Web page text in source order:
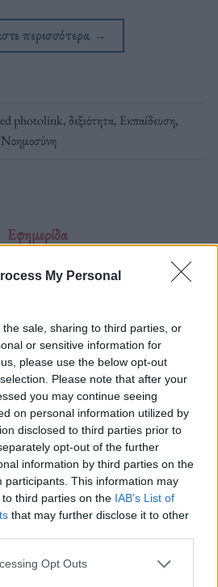
My Personal
sale, sharing to third parties, or
or sensitive information for
please use the below opt-out
Please note that after your
you may continue seeing
on personal information utilized by
disclosed to third parties prior to
opt-out of the further
information by third parties on the
participants. This information may
third parties on the IAB’s List of
that may further disclose it to other
Opt Outs
περισσότερα →
photolink,δεξιότητα, Εκπαίδευση,
Εφημερίδα
οι φιλοδοξίες έχουν αντικατασταθεί
για τροφή
στη Γάζα βλέπουν τα
καθώς η πείνα
από τον πόλεμο
εκπαίδευση και τις
13.08.2025